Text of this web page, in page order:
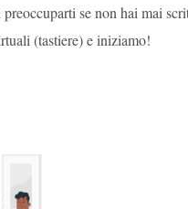
se non hai mai
(tastiere) e iniziamo!